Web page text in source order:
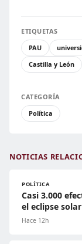
ETIQUETAS
PAU
Castilla y León
CATEGORÍA
Política
NOTICIAS
POLÍTICA
Casi 3.000
el eclipse
Hace 12h